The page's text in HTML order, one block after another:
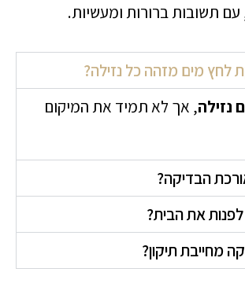
עם תשובות ברורות ומעשיות.
לחץ מים מזהה כל נזילה?
נזילה, אך לא תמיד את המיקום
הבדיקה?
את הבית?
מחייבת תיקון?